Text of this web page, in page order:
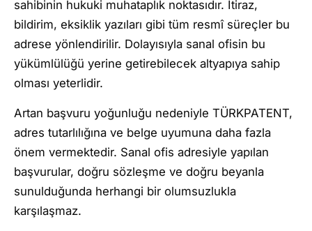
sahibinin hukuki muhataplık noktasıdır. İtiraz,
bildirim, eksiklik yazıları gibi tüm resmî süreçler bu
adrese yönlendirilir. Dolayısıyla sanal ofisin bu
yükümlülüğü yerine getirebilecek altyapıya sahip
olması yeterlidir.
Artan başvuru yoğunluğu nedeniyle TÜRKPATENT,
adres tutarlılığına ve belge uyumuna daha fazla
önem vermektedir. Sanal ofis adresiyle yapılan
başvurular, doğru sözleşme ve doğru beyanla
sunulduğunda herhangi bir olumsuzlukla
karşılaşmaz.